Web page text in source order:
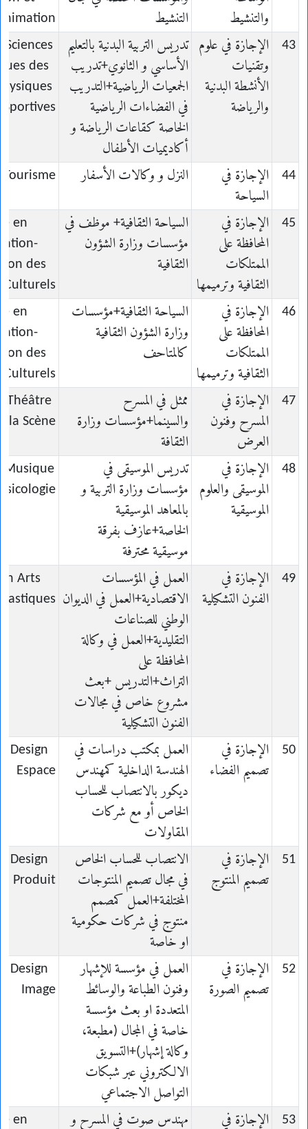
والتنشيط
التنشيط
43
الإجازة في علوم
وتقنيات
الأنشطة البدنية
والرياضة
تدريس التربية البدنية بالتعليم
الأساسي و الثانوي+تدريب
الجمعيات الرياضية+التدريب
في الفضاءات الرياضية
الخاصة كقاعات الرياضة و
أكاديميات الأطفال
Sciences
des
44
الإجازة في
السياحة
النزل و وكالات الأسفار Tourisme
45
الإجازة في
المحافظة على
الممتلكات
الثقافية وترميمها
السياحة الثقافية+ موظف في
مؤسسات وزارة الشؤون
الثقافية
en
des
Culturels
46
الإجازة في
المحافظة على
الممتلكات
الثقافية وترميمها
السياحة الثقافية+مؤسسات
وزارة الشؤون الثقافية
كالمتاحف
en
des
Culturels
47
الإجازة في
المسرح وفنون
العرض
ممثل في المسرح
والسينما+مؤسسات وزارة
الثقافة
Théâtre
la Scène
48
الإجازة في
الموسيقى والعلوم
الموسيقية
تدريس الموسيقى في
مؤسسات وزارة التربية و
بالمعاهد الموسيقية
الخاصة+عازف بفرقة
موسيقية محترفة
Musique
49
الإجازة في
الفنون التشكيلية
العمل في المؤسسات
الاقتصادية+العمل في الديوان
الوطني للصناعات
التقليدية+العمل في وكالة
المحافظة على
التراث+التدريس +بعث
مشروع خاص في مجالات
الفنون التشكيلية
Arts
50
الإجازة في
تصميم الفضاء
العمل بمكتب دراسات في
الهندسة الداخلية كمهندس
ديكور بالانتصاب للحساب
الخاص أو مع شركات
المقاولات
Design
Espace
51
الإجازة في
تصميم المنتوج
الانتصاب للحساب الخاص
في مجال تصميم المنتوجات
المختلفة+العمل كمصمم
منتوج في شركات حكومية
او خاصة
Design
Produit
52
الإجازة في
تصميم الصورة
العمل في مؤسسة للإشهار
وفنون الطباعة والوسائط
المتعددة او بعث مؤسسة
خاصة في المجال (مطبعة،
وكالة إشهار)+التسويق
الالكتروني عبر شبكات
التواصل الاجتماعي
Design
Image
53
الإجازة في
مهندس صوت في المسرح و
en